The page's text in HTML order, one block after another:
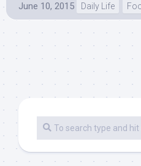
June 10, 2015 Daily Life